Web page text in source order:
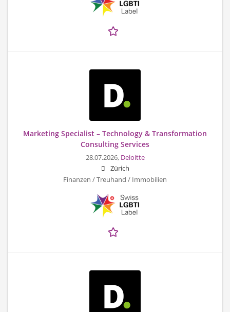
Marketing Specialist – Technology & Transformation
Consulting Services
28.07.2026, Deloitte
Zürich
Finanzen / Treuhand / Immobilien